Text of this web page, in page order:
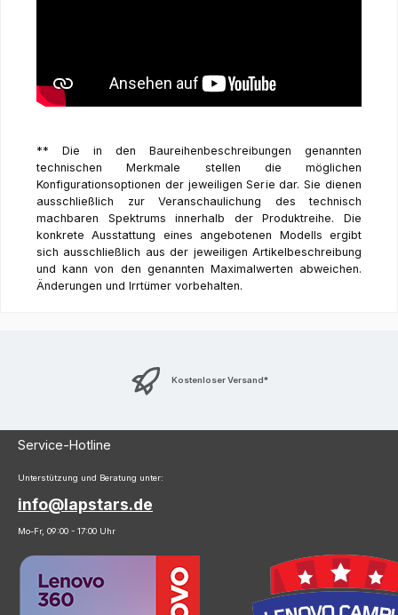
** Die in den Baureihenbeschreibungen genannten
technischen Merkmale stellen die möglichen
Konfigurationsoptionen der jeweiligen Serie dar. Sie dienen
ausschließlich zur Veranschaulichung des technisch
machbaren Spektrums innerhalb der Produktreihe. Die
konkrete Ausstattung eines angebotenen Modells ergibt
sich ausschließlich aus der jeweiligen Artikelbeschreibung
und kann von den genannten Maximalwerten abweichen.
Änderungen und Irrtümer vorbehalten.
Kostenloser Versand*
Service-Hotline
Unterstützung und Beratung unter:
info@lapstars.de
Mo-Fr, 09:00 - 17:00 Uhr